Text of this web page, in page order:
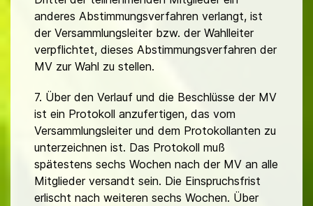
anderes Abstimmungsverfahren verlangt, ist
der Versammlungsleiter bzw. der Wahlleiter
verpflichtet, dieses Abstimmungsverfahren der
MV zur Wahl zu stellen.
7. Über den Verlauf und die Beschlüsse der MV
ist ein Protokoll anzufertigen, das vom
Versammlungsleiter und dem Protokollanten zu
unterzeichnen ist. Das Protokoll muß
spätestens sechs Wochen nach der MV an alle
Mitglieder versandt sein. Die Einspruchsfrist
erlischt nach weiteren sechs Wochen. Über